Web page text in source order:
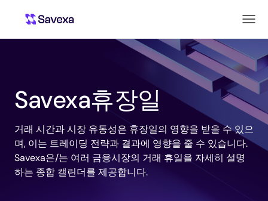
Savexa휴장일
거래 시간과 시장 유동성은 휴장일의 영향을 받을 수 있으
며, 이는 트레이딩 전략과 결과에 영향을 줄 수 있습니다.
Savexa은/는 여러 금융시장의 거래 휴일을 자세히 설명
하는 종합 캘린더를 제공합니다.